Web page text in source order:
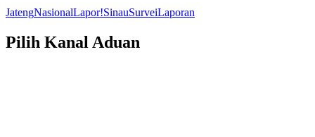
JatengNasionalLapor!SinauSurveiLaporan
Pilih Kanal Aduan